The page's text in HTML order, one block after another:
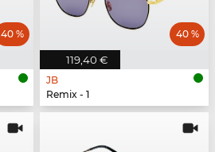
40 %
119,40 €
40 %
JB
Remix - 1